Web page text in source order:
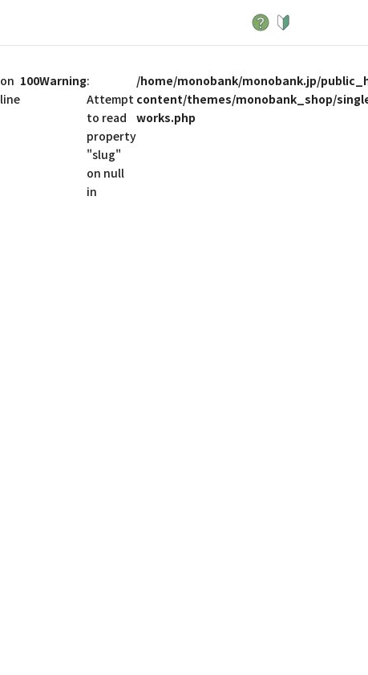
on
line
100Warning:
Attempt
to read
property
"slug"
on null
in
/home/monobank/monobank.jp/
content/themes/monobank_shop/
works.php